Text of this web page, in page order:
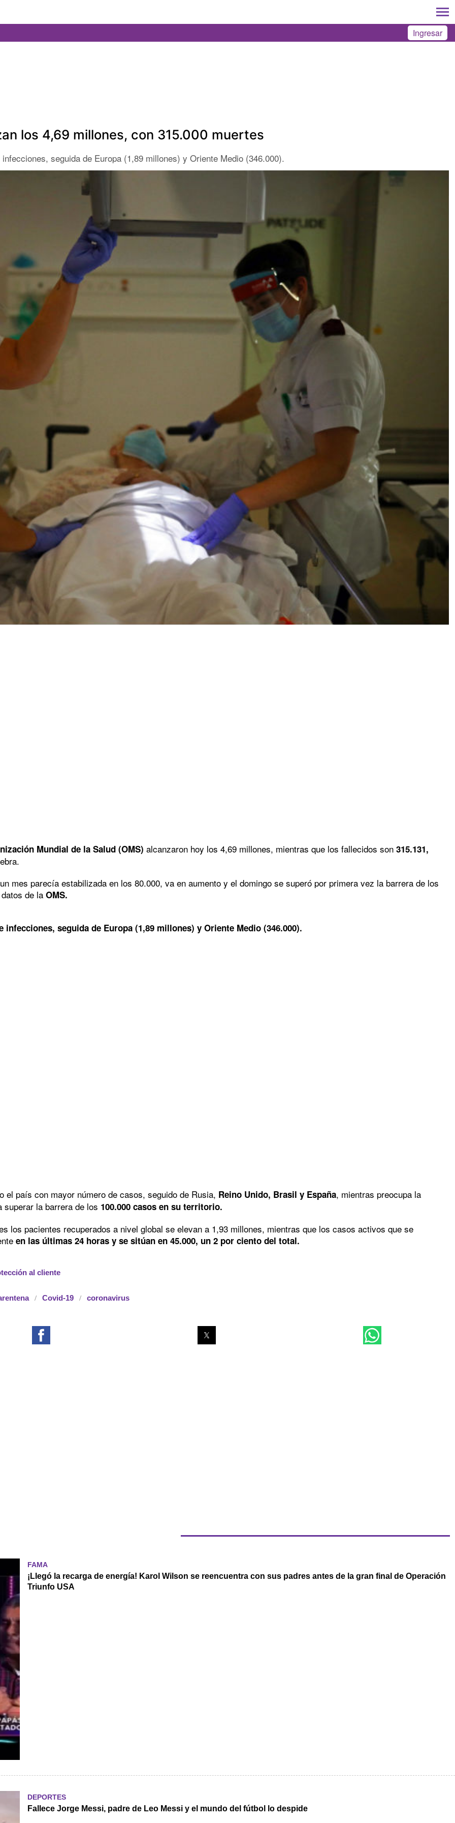
Ingresar
los 4,69 millones, con 315.000 muertes
seguida de Europa (1,89 millones) y Oriente Medio (346.000).
Mundial de la Salud (OMS) alcanzaron hoy los 4,69 millones, mientras que los fallecidos son 315.131,
mes parecía estabilizada en los 80.000, va en aumento y el domingo se superó por primera vez la barrera de los
de la OMS.
infecciones, seguida de Europa (1,89 millones) y Oriente Medio (346.000).
país con mayor número de casos, seguido de Rusia, Reino Unido, Brasil y España, mientras preocupa la
la barrera de los 100.000 casos en su territorio.
los pacientes recuperados a nivel global se elevan a 1,93 millones, mientras que los casos activos que se
en las últimas 24 horas y se sitúan en 45.000, un 2 por ciento del total.
al cliente
Covid-19 coronavirus
FAMA
¡Llegó la recarga de energía! Karol Wilson se reencuentra con sus padres antes de la gran final de Operación
Triunfo USA
DEPORTES
Fallece Jorge Messi, padre de Leo Messi y el mundo del fútbol lo despide